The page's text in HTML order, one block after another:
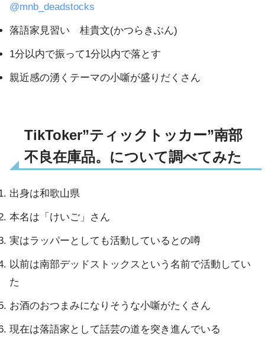
@mnb_deadstocks
落語家見習い 桂貴文(かつらきぶん)
1分以内で振って1分以内で落とす
親近感の湧くテーマの小噺が盛りだくさん
TikToker”ティックトッカー”南部
不良在庫品。について調べてみた
出身は和歌山県
本名は「けいご」さん
実はラッパーとしても活動しているとの噂
以前は南部デッドストックスという名前で活動してい
た
お酒のおつまみになりそうな小噺がたくさん
現在は落語家として話芸の道を突き進んでいる